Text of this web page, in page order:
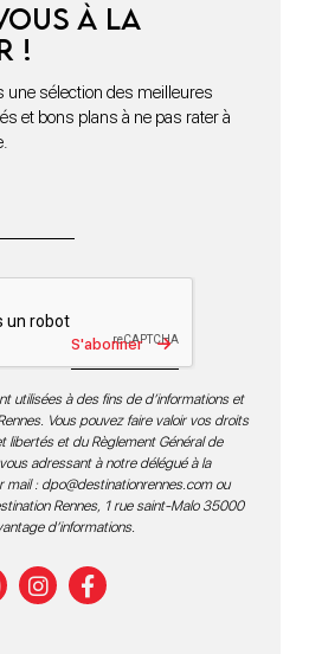
à la
!
une sélection des meilleures
et bons plans à ne pas rater à
S'abonner
utilisées à des fins de d’informations et
Vous pouvez faire valoir vos droits
libertés et du Règlement Général de
adressant à notre délégué à la
mail : dpo@destinationrennes.comou
Rennes, 1 rue saint-Malo 35000
d’informations.